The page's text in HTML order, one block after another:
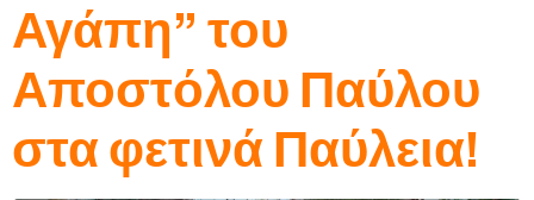
Αγάπη” του
Αποστόλου Παύλου
στα φετινά Παύλεια!